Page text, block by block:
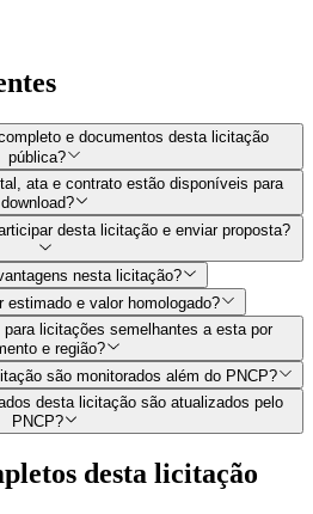
e documentos desta licitação
pública?
ata e contrato estão disponíveis para
download?
desta licitação e enviar proposta?
nesta licitação?
estimado e valor homologado?
licitações semelhantes a esta por
e região?
são monitorados além do PNCP?
desta licitação são atualizados pelo
PNCP?
desta licitação